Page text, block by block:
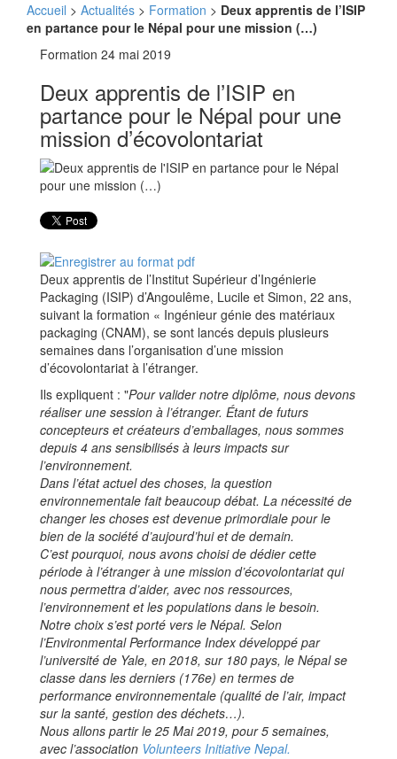
Accueil > Actualités > Formation > Deux apprentis de l’ISIP
en partance pour le Népal pour une mission (…)
Formation 24 mai 2019
Deux apprentis de l’ISIP en
partance pour le Népal pour une
mission d’écovolontariat
Deux apprentis de l’Institut Supérieur d’Ingénierie
Packaging (ISIP) d’Angoulême, Lucile et Simon, 22 ans,
suivant la formation « Ingénieur génie des matériaux
packaging (CNAM), se sont lancés depuis plusieurs
semaines dans l’organisation d’une mission
d’écovolontariat à l’étranger.
Ils expliquent : "Pour valider notre diplôme, nous devons
réaliser une session à l’étranger. Étant de futurs
concepteurs et créateurs d’emballages, nous sommes
depuis 4 ans sensibilisés à leurs impacts sur
l’environnement.
Dans l’état actuel des choses, la question
environnementale fait beaucoup débat. La nécessité de
changer les choses est devenue primordiale pour le
bien de la société d’aujourd’hui et de demain.
C’est pourquoi, nous avons choisi de dédier cette
période à l’étranger à une mission d’écovolontariat qui
nous permettra d’aider, avec nos ressources,
l’environnement et les populations dans le besoin.
Notre choix s’est porté vers le Népal. Selon
l’Environmental Performance Index développé par
l’université de Yale, en 2018, sur 180 pays, le Népal se
classe dans les derniers (176e) en termes de
performance environnementale (qualité de l’air, impact
sur la santé, gestion des déchets…).
Nous allons partir le 25 Mai 2019, pour 5 semaines,
avec l’association Volunteers Initiative Nepal.